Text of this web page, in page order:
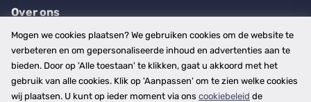
Over ons
Bedrijfsgegevens
Werkwijze
Overzichten
Plaatsen
Mogen we cookies plaatsen? We gebruiken cookies om de website te
verbeteren en om gepersonaliseerde inhoud en advertenties aan te
bieden. Door op 'Alle toestaan' te klikken, gaat u akkoord met het
gebruik van alle cookies. Klik op 'Aanpassen' om te zien welke cookies
wij plaatsen. U kunt op ieder moment via ons cookiebeleid de